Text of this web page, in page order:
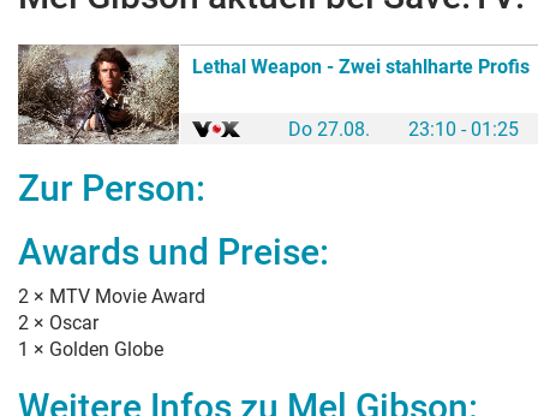
Lethal Weapon - Zwei stahlharte Profis
Do 27.08. 23:10 - 01:25
Zur Person:
Awards und Preise:
2 × MTV Movie Award
2 × Oscar
1 × Golden Globe
Weitere Infos zu Mel Gibson: